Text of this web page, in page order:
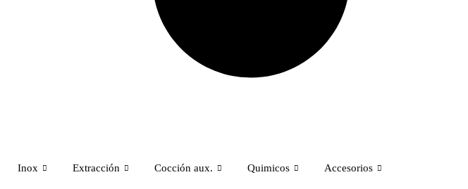
Inox Extracción Cocción aux. Quimicos Accesorios